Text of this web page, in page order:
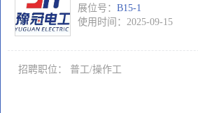
展位号： B15-1
使用时间：2025-09-15
招聘职位： 普工/操作工